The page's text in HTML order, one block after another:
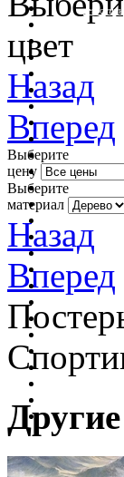
очистить
цвет
Назад
Вперед
Выберите
цену
Выберите
материал
Назад
Вперед